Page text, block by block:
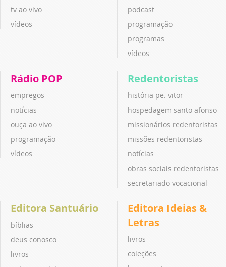
tv ao vivo
vídeos
podcast
programação
programas
vídeos
Rádio POP
empregos
notícias
ouça ao vivo
programação
vídeos
Redentoristas
história pe. vitor
hospedagem santo afonso
missionários redentoristas
missões redentoristas
notícias
obras sociais redentoristas
secretariado vocacional
Editora Santuário
bíblias
deus conosco
livros
Editora Ideias &
Letras
livros
coleções